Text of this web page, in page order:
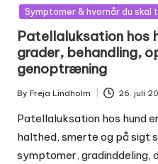
inSymptomer & hvornår du
Patellaluksation hos
grader, behandling,
genoptræning
Posted
by
By Freja Lindholm 26. juli
Patellaluksation hos hund
halthed, smerte og på sigt
symptomer, gradinddeling,